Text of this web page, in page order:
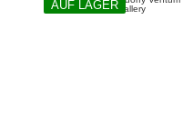
AUF LAGER